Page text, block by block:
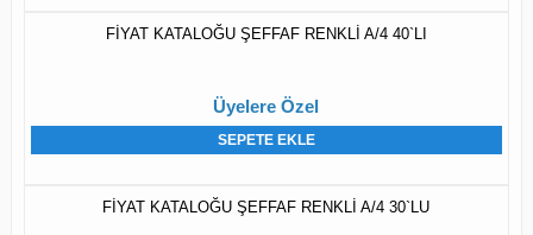
FİYAT KATALOĞU ŞEFFAF RENKLİ A/4 40`LI
Üyelere Özel
SEPETE EKLE
FİYAT KATALOĞU ŞEFFAF RENKLİ A/4 30`LU